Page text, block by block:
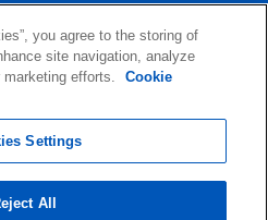
you agree to the storing of
site navigation, analyze
efforts.
Cookie
Settings
All